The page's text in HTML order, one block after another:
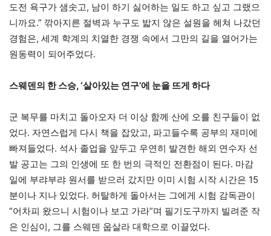
도전 욕구가 샘솟고, 남이 하기 싫어하는 일도 하고 싶고 그랬으
니까요.” 깎아지른 절벽과 누구도 밟지 않은 설원을 헤쳐 나갔던
경험은, 세계 학계의 치열한 경쟁 속에서 그만의 길을 열어가는
원동력이 되어주었다.
스웨덴의 한 스승, ‘살아있는 연구’에 눈을 뜨게 하다
군 복무를 마치고 돌아오자 더 이상 함께 산에 오를 친구들이 없
었다. 자연스럽게 다시 책을 잡았고, 파고들수록 공부의 재미에
빠져들었다. 석사 졸업을 앞두고 우연히 발견한 해외 연수자 선
발 공고는 그의 인생에 또 한 번의 극적인 전환점이 된다. 마감
일에 부랴부랴 원서를 받으러 갔지만 이미 시험 시작 시간은 15
분이나 지나 있었다. 허탈하게 돌아서는 그에게 시험 감독관이
“어차피 왔으니 시험이나 보고 가라”며 필기도구까지 빌려준 작
은 인심이, 그를 스웨덴 웁살라 대학으로 이끌었다.